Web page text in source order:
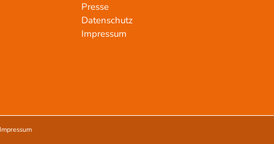
Presse
Datenschutz
Impressum
Impressum